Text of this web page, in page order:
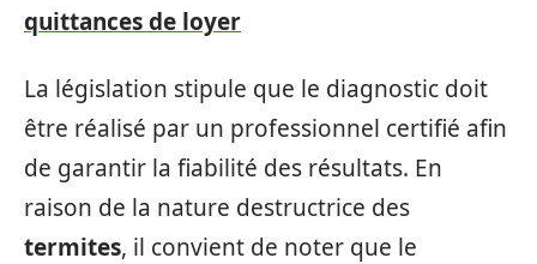
quittances de loyer
La législation stipule que le diagnostic doit
être réalisé par un professionnel certifié afin
de garantir la fiabilité des résultats. En
raison de la nature destructrice des
termites, il convient de noter que le